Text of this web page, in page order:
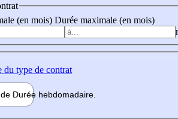
(en mois) Durée maximale (en mois)
type de contrat
Durée hebdomadaire